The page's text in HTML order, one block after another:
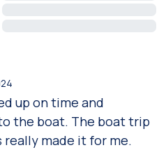
up on time and
the boat. The boat trip
made it for me.